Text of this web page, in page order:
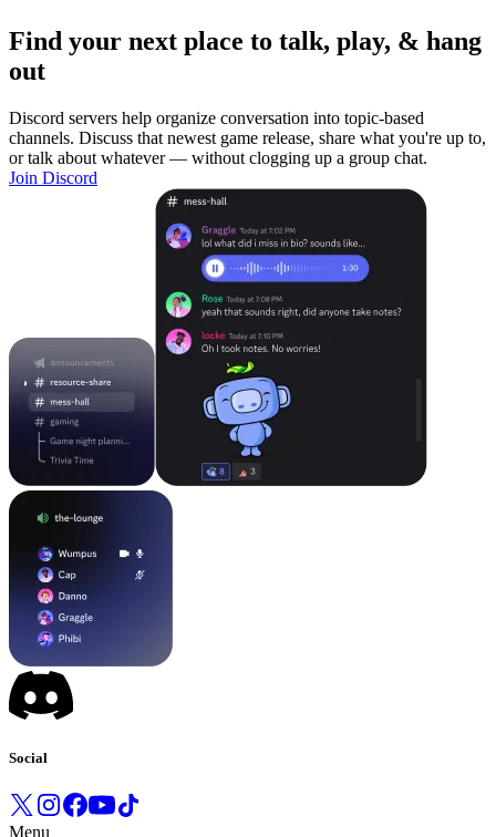
Find your next place to talk, play, & hang
out
Discord servers help organize conversation into topic-based
channels. Discuss that newest game release, share what you're up to,
or talk about whatever — without clogging up a group chat.
Join Discord
Social
Menu